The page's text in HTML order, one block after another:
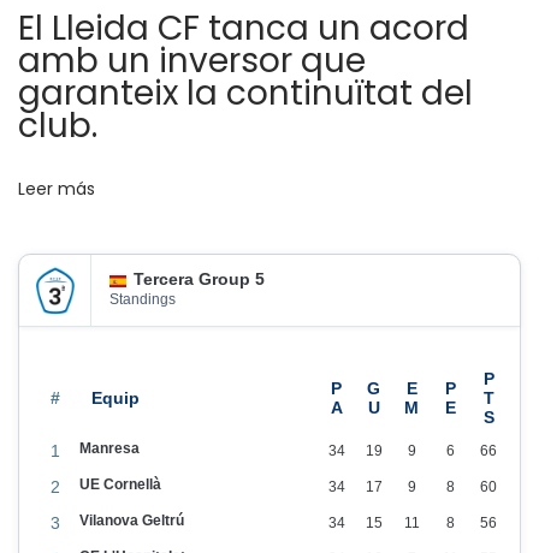
c
i
m
i
n
o
a
El Lleida CF tanca un acord
amb un inversor que
garanteix la continuïtat del
club.
Leer más
Tercera Group 5
Standings
#
1 Manresa 34 19 9 6 66
2 UE Cornellà 34 17 9 8 60
3 Vilanova Geltrú 34 15 11 8 56